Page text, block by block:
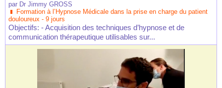
par Dr Jimmy GROSS
Formation à l’Hypnose Médicale dans la prise en charge du patient
douloureux - 9 jours
Objectifs: - Acquisition des techniques d’hypnose et de
communication thérapeutique utilisables sur...